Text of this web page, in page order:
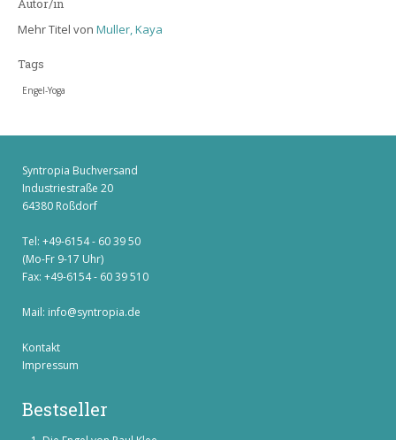
Autor/in
Mehr Titel von Muller, Kaya
Tags
Engel-Yoga
Syntropia Buchversand
Industriestraße 20
64380 Roßdorf
Tel: +49-6154 - 60 39 50
(Mo-Fr 9-17 Uhr)
Fax: +49-6154 - 60 39 510
Mail: info@syntropia.de
Kontakt
Impressum
Bestseller